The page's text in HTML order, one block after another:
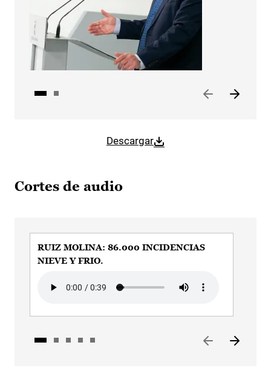
Descargar
Cortes de audio
RUIZ MOLINA: 86.000 INCIDENCIAS
NIEVE Y FRIO.